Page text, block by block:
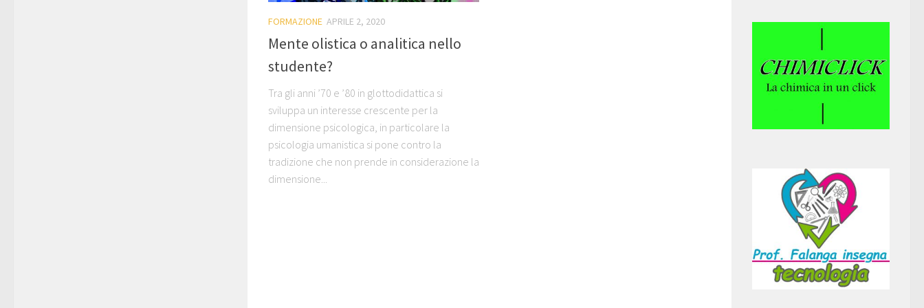
FORMAZIONE APRILE 2, 2020
Mente olistica o analitica nello
studente?
Tra gli anni ’70 e ’80 in glottodidattica si
sviluppa un interesse crescente per la
dimensione psicologica, in particolare la
psicologia umanistica si pone contro la
tradizione che non prende in considerazione la
dimensione...